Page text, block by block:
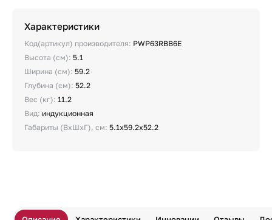
Характеристики
Код(артикул) производителя: PWP63RBB6E
Высота (см): 5.1
Ширина (см): 59.2
Глубина (см): 52.2
Вес (кг): 11.2
Вид: индукционная
Габариты (ВхШхГ), см: 5.1х59.2х52.2